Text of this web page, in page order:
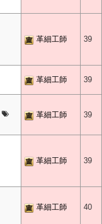
革細工師 39
革細工師 39
革細工師 39
革細工師 39
革細工師 40